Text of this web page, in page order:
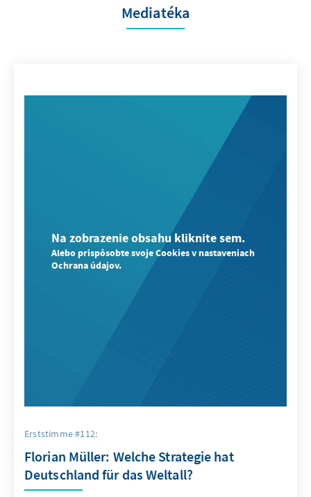
Mediatéka
Na zobrazenie obsahu kliknite sem.
Alebo prispôsobte svoje Cookies v nastaveniach
Ochrana údajov.
Erststimme #112:
Florian Müller: Welche Strategie hat
Deutschland für das Weltall?